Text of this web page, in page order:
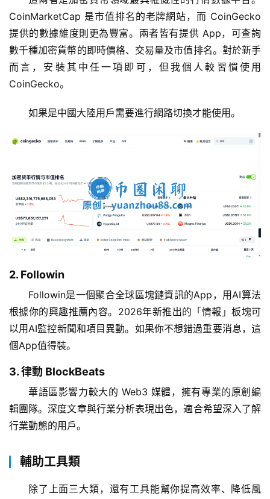
CoinMarketCap 是市值排名的老牌網站，而 CoinGecko
提供的數據維度則更為豐富。兩者皆有提供 App，可查詢
數千種加密貨幣的即時價格、交易量及市值排名。對於新手
而言，安裝其中任一項即可，但我個人較習慣使用
CoinGecko。
如果是中國大陸用戶需要進行網路切換才能使用。
2. Followin
Followin是一個聚合全球區塊鏈資訊的App，用AI算法
根據你的興趣推薦內容。2026年新推出的「情報」板塊可
以用AI監控新聞和項目異動。如果你不想錯過重要消息，這
個App值得裝。
3. 律動 BlockBeats
華語區影響力較大的 Web3 媒體，擁有專業的原創編
輯團隊。深度文章與行業分析表現出色，適合希望深入了解
行業動態的用戶。
輔助工具類
除了上面三大類，還有工具能幫你提高效率、降低風